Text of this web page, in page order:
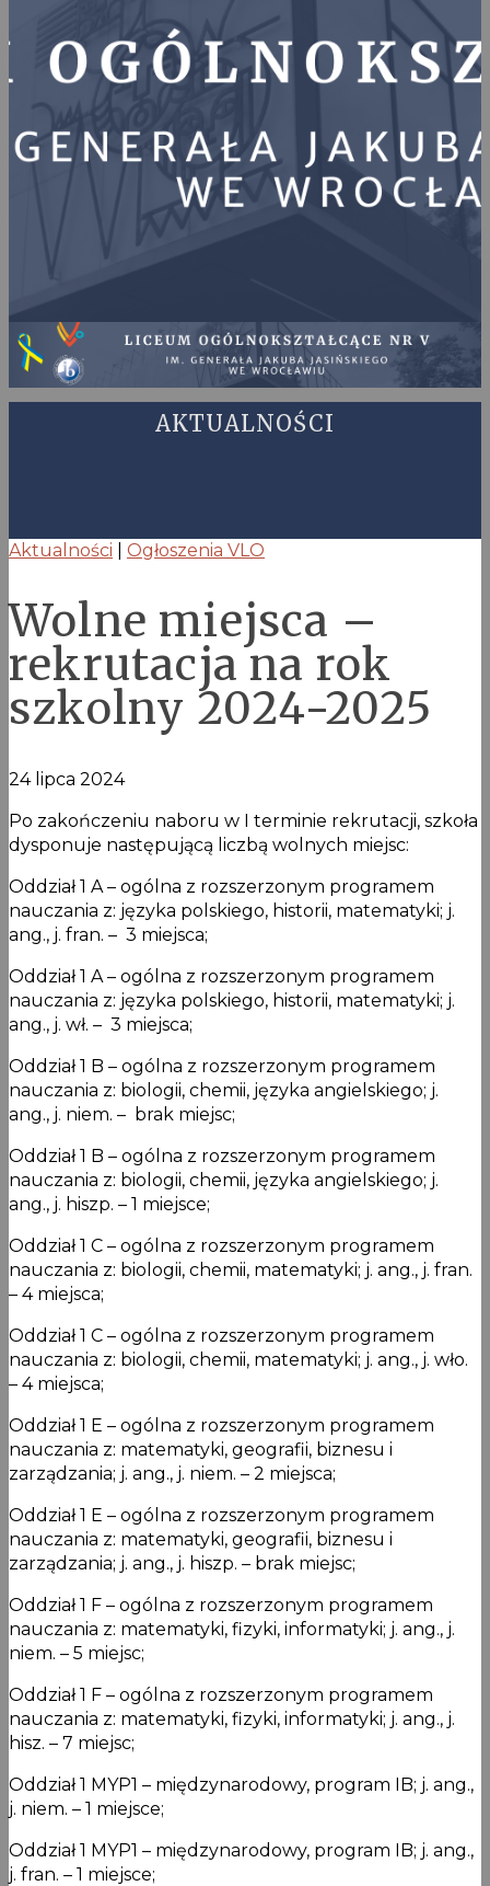
AKTUALNOŚCI
Aktualności Ogłoszenia VLO
Wolne miejsca –
rekrutacja na rok
szkolny 2024-2025
24 lipca 2024
Po zakończeniu naboru w I terminie rekrutacji, szkoła
dysponuje następującą liczbą wolnych miejsc:
Oddział 1 A – ogólna z rozszerzonym programem
nauczania z: języka polskiego, historii, matematyki; j.
ang., j. fran. – 3 miejsca;
Oddział 1 A – ogólna z rozszerzonym programem
nauczania z: języka polskiego, historii, matematyki; j.
ang., j. wł. – 3 miejsca;
Oddział 1 B – ogólna z rozszerzonym programem
nauczania z: biologii, chemii, języka angielskiego; j.
ang., j. niem. – brak miejsc;
Oddział 1 B – ogólna z rozszerzonym programem
nauczania z: biologii, chemii, języka angielskiego; j.
ang., j. hiszp. – 1 miejsce;
Oddział 1 C – ogólna z rozszerzonym programem
nauczania z: biologii, chemii, matematyki; j. ang., j. fran.
– 4 miejsca;
Oddział 1 C – ogólna z rozszerzonym programem
nauczania z: biologii, chemii, matematyki; j. ang., j. wło.
– 4 miejsca;
Oddział 1 E – ogólna z rozszerzonym programem
nauczania z: matematyki, geografii, biznesu i
zarządzania; j. ang., j. niem. – 2 miejsca;
Oddział 1 E – ogólna z rozszerzonym programem
nauczania z: matematyki, geografii, biznesu i
zarządzania; j. ang., j. hiszp. – brak miejsc;
Oddział 1 F – ogólna z rozszerzonym programem
nauczania z: matematyki, fizyki, informatyki; j. ang., j.
niem. – 5 miejsc;
Oddział 1 F – ogólna z rozszerzonym programem
nauczania z: matematyki, fizyki, informatyki; j. ang., j.
hisz. – 7 miejsc;
Oddział 1 MYP1 – międzynarodowy, program IB; j. ang.,
j. niem. – 1 miejsce;
Oddział 1 MYP1 – międzynarodowy, program IB; j. ang.,
j. fran. – 1 miejsce;